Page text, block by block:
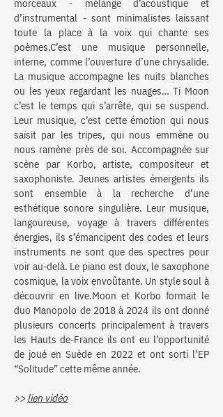
morceaux - mélange d’acoustique et
d’instrumental - sont minimalistes laissant
toute la place à la voix qui chante ses
poèmes.C’est une musique personnelle,
interne, comme l’ouverture d’une chrysalide.
La musique accompagne les nuits blanches
ou les yeux regardant les nuages… Ti Moon
c’est le temps qui s’arrête, qui se suspend.
Leur musique, c’est cette émotion qui nous
saisit par les tripes, qui nous emmène ou
nous ramène près de soi. Accompagnée sur
scène par Korbo, artiste, compositeur et
saxophoniste. Jeunes artistes émergents ils
sont ensemble à la recherche d’une
esthétique sonore singulière. Leur musique,
langoureuse, voyage à travers différentes
énergies, ils s’émancipent des codes et leurs
instruments ne sont que des spectres pour
voir au-delà. Le piano est doux, le saxophone
cosmique, la voix envoûtante. Un style soul à
découvrir en live.Moon et Korbo formait le
duo Manopolo de 2018 à 2024 ils ont donné
plusieurs concerts principalement à travers
les Hauts de-France ils ont eu l’opportunité
de joué en Suède en 2022 et ont sorti l’EP
“Solitude” cette même année.
>> lien vidéo